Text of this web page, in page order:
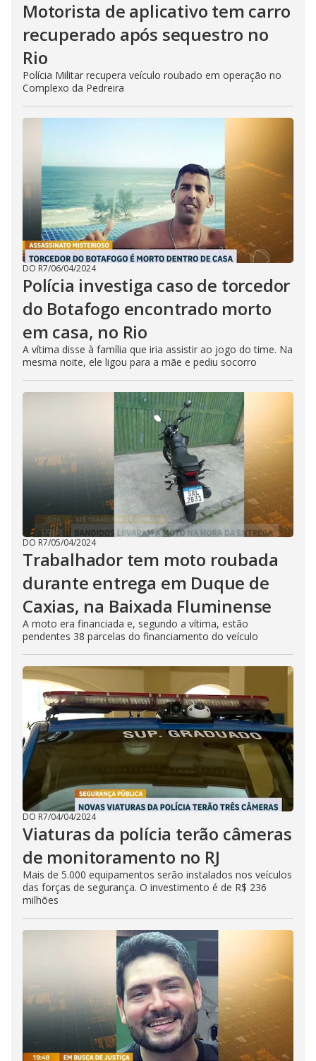
Motorista de aplicativo tem carro
recuperado após sequestro no
Rio
Polícia Militar recupera veículo roubado em operação no
Complexo da Pedreira
DO R7/06/04/2024
Polícia investiga caso de torcedor
do Botafogo encontrado morto
em casa, no Rio
A vítima disse à família que iria assistir ao jogo do time. Na
mesma noite, ele ligou para a mãe e pediu socorro
DO R7/05/04/2024
Trabalhador tem moto roubada
durante entrega em Duque de
Caxias, na Baixada Fluminense
A moto era financiada e, segundo a vítima, estão
pendentes 38 parcelas do financiamento do veículo
DO R7/04/04/2024
Viaturas da polícia terão câmeras
de monitoramento no RJ
Mais de 5.000 equipamentos serão instalados nos veículos
das forças de segurança. O investimento é de R$ 236
milhões